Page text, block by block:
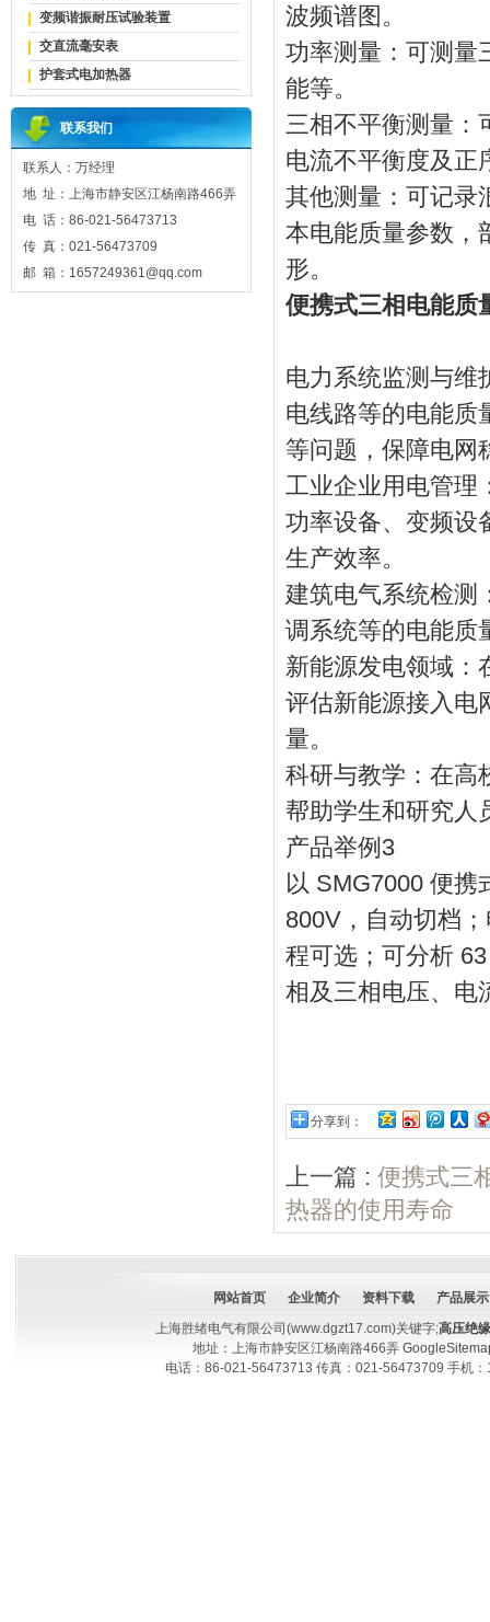
变频谐振耐压试验装置
交直流毫安表
护套式电加热器
联系我们
联系人：万经理
地 址：上海市静安区江杨南路466弄
电 话：86-021-56473713
传 真：021-56473709
邮 箱：1657249361@qq.com
波频谱图。
功率测量：可测量
能等。
三相不平衡测量：
电流不平衡度及正
其他测量：可记录
本电能质量参数，
形。
便携式三相电能质
电力系统监测与维
电线路等的电能质
等问题，保障电网
工业企业用电管理
功率设备、变频设
生产效率。
建筑电气系统检测
调系统等的电能质
新能源发电领域：
评估新能源接入电
量。
科研与教学：在高
帮助学生和研究人
产品举例3
以 SMG7000 便携
800V，自动切档
程可选；可分析
相及三相电压、电
分享到：
上一篇 : 便携式三
热器的使用寿命
网站首页 企业简介 资料下载
产品展示
上海胜绪电气有限公司(www.dgzt17.com)关键字;高压绝
地址：上海市静安区江杨南路466弄
电话：86-021-56473713 传真：021-56473709 手机